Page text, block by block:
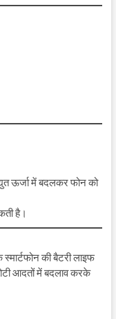
ऊर्जा में बदलकर फोन को
है।
की बैटरी लाइफ
आदतों में बदलाव करके